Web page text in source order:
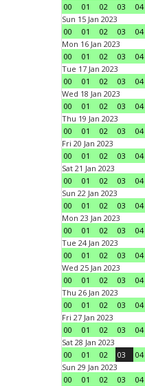
00
01 02 03 04
Sun 15 Jan 2023
00
01 02 03 04
Mon 16 Jan 2023
00
01 02 03 04
Tue 17 Jan 2023
00
01 02 03 04
Wed 18 Jan 2023
00
01 02 03 04
Thu 19 Jan 2023
00
01 02 03 04
Fri 20 Jan 2023
00
01 02 03 04
Sat 21 Jan 2023
00
01 02 03 04
Sun 22 Jan 2023
00
01 02 03 04
Mon 23 Jan 2023
00
01 02 03 04
Tue 24 Jan 2023
00
01 02 03 04
Wed 25 Jan 2023
00
01 02 03 04
Thu 26 Jan 2023
00
01 02 03 04
Fri 27 Jan 2023
00
01 02 03 04
Sat 28 Jan 2023
00
01 02 03 04
Sun 29 Jan 2023
00
01 02 03 04